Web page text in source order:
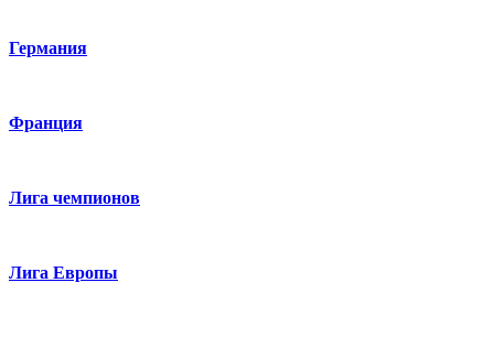
Германия
Франция
Лига чемпионов
Лига Европы